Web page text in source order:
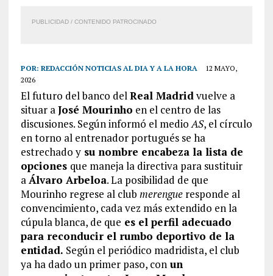
PUBLICIDAD / CONTENIDO PATROCINADO
POR: REDACCIÓN NOTICIAS AL DIA Y A LA HORA
12 MAYO,
2026
El futuro del banco delReal Madridvuelve a
situar aJosé Mourinho en el centro de las
discusiones. Según informó el medioAS, el círculo
en torno al entrenador portugués se ha
estrechado ysu nombre encabeza la lista de
opciones que maneja la directiva para sustituir
aÁlvaro Arbeloa. La posibilidad de que
Mourinho regrese al club merengue responde al
convencimiento, cada vez más extendido en la
cúpula blanca, de que es el perfil adecuado
para reconducir el rumbo deportivo de la
entidad. Según el periódico madridista, el club
ya ha dado un primer paso, conun